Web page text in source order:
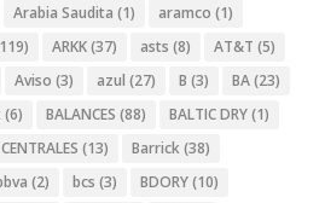
Arabia Saudita (1) aramco (1)
ARKK(37) asts (8) AT&T (5)
Aviso (3) azul (27) B (3) BA(23)
(6) BALANCES (88) BALTIC DRY(1)
(13) Barrick(38)
(2) bcs (3) BDORY(10)